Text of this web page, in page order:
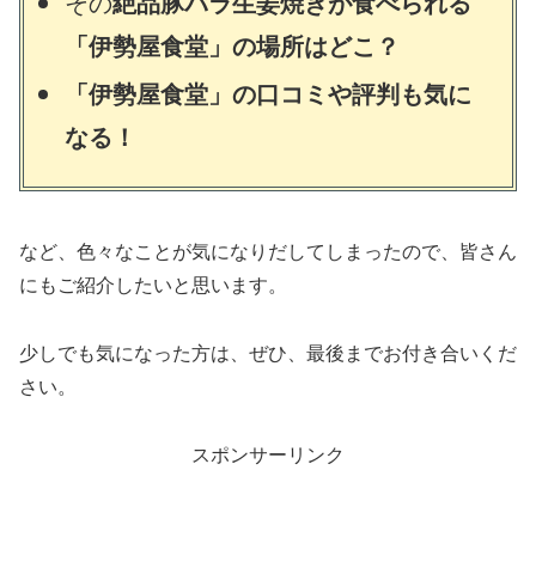
「伊勢屋食堂」の場所はどこ？
「伊勢屋食堂」の口コミや評判も気に
なる！
など、色々なことが気になりだしてしまったので、皆さん
にもご紹介したいと思います。
少しでも気になった方は、ぜひ、最後までお付き合いくだ
さい。
スポンサーリンク